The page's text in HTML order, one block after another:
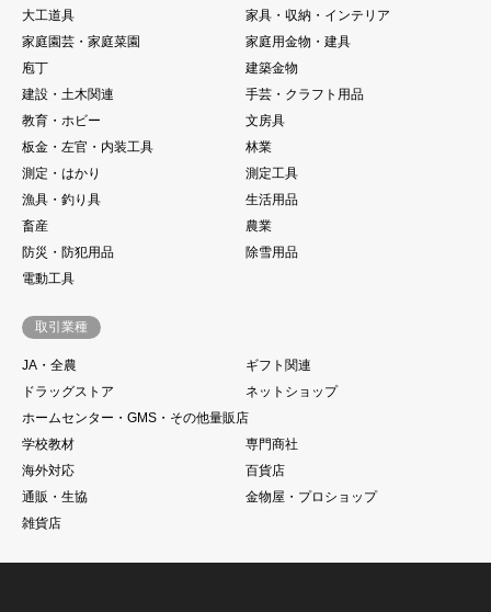
大工道具
家具・収納・インテリア
家庭園芸・家庭菜園
家庭用金物・建具
庖丁
建築金物
建設・土木関連
手芸・クラフト用品
教育・ホビー
文房具
板金・左官・内装工具
林業
測定・はかり
測定工具
漁具・釣り具
生活用品
畜産
農業
防災・防犯用品
除雪用品
電動工具
取引業種
JA・全農
ギフト関連
ドラッグストア
ネットショップ
ホームセンター・GMS・その他量販店
学校教材
専門商社
海外対応
百貨店
通販・生協
金物屋・プロショップ
雑貨店